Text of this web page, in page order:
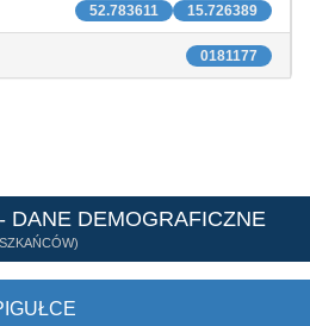
15.726389
52.783611
0181177
- DANE DEMOGRAFICZNE